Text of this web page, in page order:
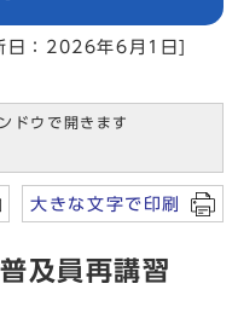
日：2026年6月1日]
ドウで開きます
大きな文字で印刷
及員再講習